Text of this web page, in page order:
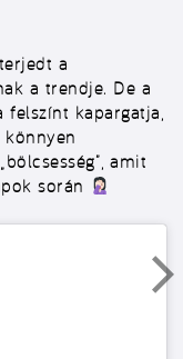
a
a trendje. De a
felszínt kapargatja,
amit
során